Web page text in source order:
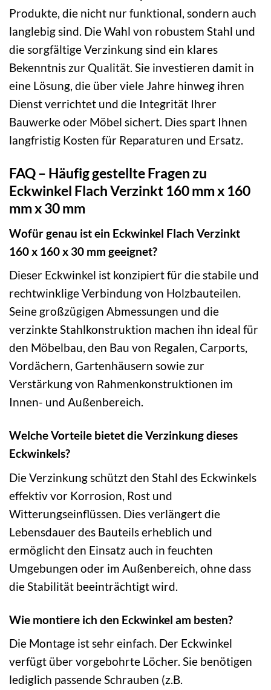
Produkte, die nicht nur funktional, sondern auch
langlebig sind. Die Wahl von robustem Stahl und
die sorgfältige Verzinkung sind ein klares
Bekenntnis zur Qualität. Sie investieren damit in
eine Lösung, die über viele Jahre hinweg ihren
Dienst verrichtet und die Integrität Ihrer
Bauwerke oder Möbel sichert. Dies spart Ihnen
langfristig Kosten für Reparaturen und Ersatz.
FAQ – Häufig gestellte Fragen zu
Eckwinkel Flach Verzinkt 160 mm x 160
mm x 30 mm
Wofür genau ist ein Eckwinkel Flach Verzinkt
160 x 160 x 30 mm geeignet?
Dieser Eckwinkel ist konzipiert für die stabile und
rechtwinklige Verbindung von Holzbauteilen.
Seine großzügigen Abmessungen und die
verzinkte Stahlkonstruktion machen ihn ideal für
den Möbelbau, den Bau von Regalen, Carports,
Vordächern, Gartenhäusern sowie zur
Verstärkung von Rahmenkonstruktionen im
Innen- und Außenbereich.
Welche Vorteile bietet die Verzinkung dieses
Eckwinkels?
Die Verzinkung schützt den Stahl des Eckwinkels
effektiv vor Korrosion, Rost und
Witterungseinflüssen. Dies verlängert die
Lebensdauer des Bauteils erheblich und
ermöglicht den Einsatz auch in feuchten
Umgebungen oder im Außenbereich, ohne dass
die Stabilität beeinträchtigt wird.
Wie montiere ich den Eckwinkel am besten?
Die Montage ist sehr einfach. Der Eckwinkel
verfügt über vorgebohrte Löcher. Sie benötigen
lediglich passende Schrauben (z.B.